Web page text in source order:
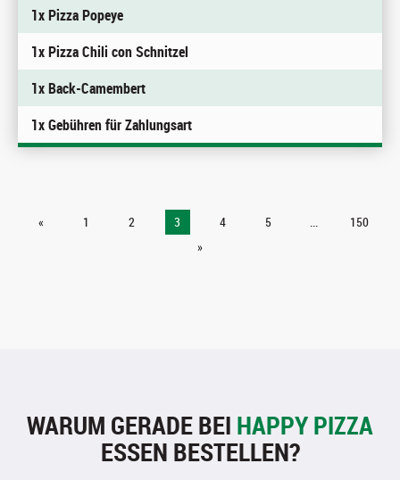
1x Pizza Popeye
1x Pizza Chili con Schnitzel
1x Back-Camembert
1x Gebühren für Zahlungsart
« 1 2 3 4 5 ...
150
»
WARUM GERADE BEI HAPPY PIZZA
ESSEN BESTELLEN?